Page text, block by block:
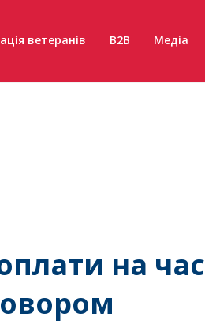
ветеранів B2B Медіа
на час